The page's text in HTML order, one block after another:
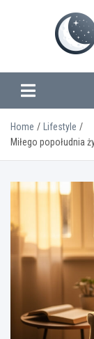
Home
Lifestyle
Miłego popołudnia